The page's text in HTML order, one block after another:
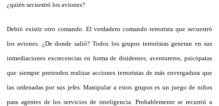
¿quién secuestró los aviones?
Debió existir otro comando. El verdadero comando terrorista que secuestró
los aviones. ¿De donde salió? Todos los grupos terroristas generan en sus
inmediaciones excrecencias en forma de disidentes, aventureros, psicópatas
que siempre pretenden realizar acciones terroristas de más envergadura que
las ordenadas por sus jefes. Manipular a estos grupos es un juego de niños
para agentes de los servicios de inteligencia. Probablemente se recurrió a